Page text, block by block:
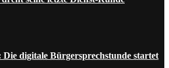
Die digitale Bürgersprechstunde startet